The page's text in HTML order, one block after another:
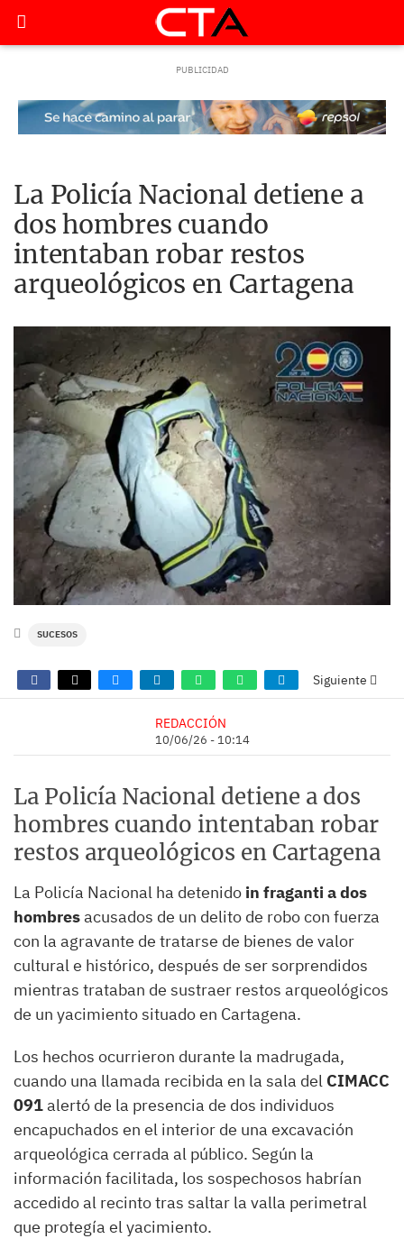
La Policía Nacional detiene a
dos hombres cuando
intentaban robar restos
arqueológicos en Cartagena
SUCESOS
Siguiente
REDACCIÓN
10/06/26 - 10:14
La Policía Nacional detiene a dos
hombres cuando intentaban robar
restos arqueológicos en Cartagena
La Policía Nacional ha detenido in fraganti a dos
hombresacusados de un delito de robo con fuerza
con la agravante de tratarse de bienes de valor
cultural e histórico, después de ser sorprendidos
mientras trataban de sustraer restos arqueológicos
de un yacimiento situado en Cartagena.
Los hechos ocurrieron durante la madrugada,
cuando una llamada recibida en la sala del CIMACC
091alertó de la presencia de dos individuos
encapuchados en el interior de una excavación
arqueológica cerrada al público. Según la
información facilitada, los sospechosos habrían
accedido al recinto tras saltar la valla perimetral
que protegía el yacimiento.